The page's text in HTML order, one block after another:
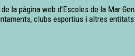
la pàgina web d’Escoles de la Mar
clubs esportius i altres